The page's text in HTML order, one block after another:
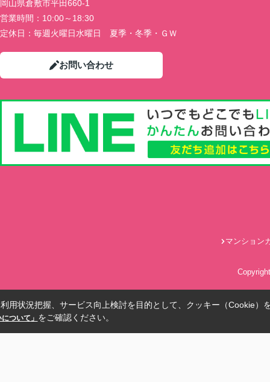
岡山県倉敷市平田660-1
営業時間： 10:00～18:30
定休日： 毎週火曜日水曜日 夏季・冬季・ＧＷ
お問い合わせ
マンション
用状況把握、サービス向上検討を目的として、クッキー（Cookie）
ついて」 をご確認ください。